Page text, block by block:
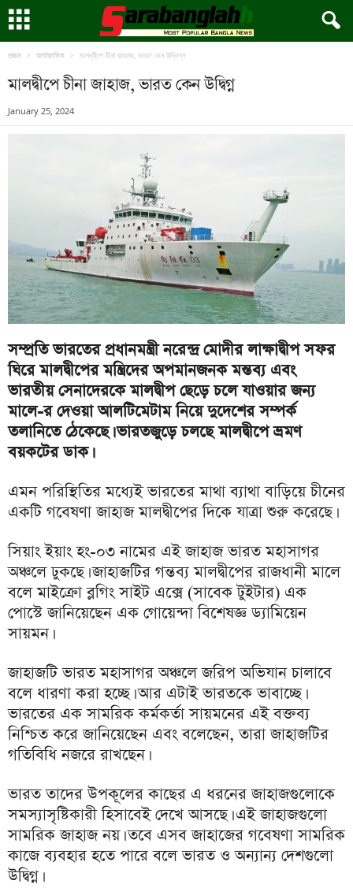
প্রচ্ছদ আর্ন্তজাতিক মালদ্বীপে চীনা জাহাজ, ভারত কেন উদ্বিগ্ন
মালদ্বীপে চীনা জাহাজ, ভারত কেন উদ্বিগ্ন
January 25, 2024
সম্প্রতি ভারতের প্রধানমন্ত্রী নরেন্দ্র মোদীর লাক্ষাদ্বীপ সফর
ঘিরে মালদ্বীপের মন্ত্রিদের অপমানজনক মন্তব্য এবং
ভারতীয় সেনাদেরকে মালদ্বীপ ছেড়ে চলে যাওয়ার জন্য
মালে-র দেওয়া আলটিমেটাম নিয়ে দুদেশের সম্পর্ক
তলানিতে ঠেকেছে। ভারতজুড়ে চলছে মালদ্বীপে ভ্রমণ
বয়কটের ডাক।
এমন পরিস্থিতির মধ্যেই ভারতের মাথা ব্যাথা বাড়িয়ে চীনের
একটি গবেষণা জাহাজ মালদ্বীপের দিকে যাত্রা শুরু করেছে।
সিয়াং ইয়াং হং-০৩ নামের এই জাহাজ ভারত মহাসাগর
অঞ্চলে ঢুকছে। জাহাজটির গন্তব্য মালদ্বীপের রাজধানী মালে
বলে মাইক্রো ব্লগিং সাইট এক্সে (সাবেক টুইটার) এক
পোস্টে জানিয়েছেন এক গোয়েন্দা বিশেষজ্ঞ ড্যামিয়েন
সায়মন।
জাহাজটি ভারত মহাসাগর অঞ্চলে জরিপ অভিযান চালাবে
বলে ধারণা করা হচ্ছে। আর এটাই ভারতকে ভাবাচ্ছে।
ভারতের এক সামরিক কর্মকর্তা সায়মনের এই বক্তব্য
নিশ্চিত করে জানিয়েছেন এবং বলেছেন, তারা জাহাজটির
গতিবিধি নজরে রাখছেন।
ভারত তাদের উপকূলের কাছের এ ধরনের জাহাজগুলোকে
সমস্যাসৃষ্টিকারী হিসাবেই দেখে আসছে। এই জাহাজগুলো
সামরিক জাহাজ নয়। তবে এসব জাহাজের গবেষণা সামরিক
কাজে ব্যবহার হতে পারে বলে ভারত ও অন্যান্য দেশগুলো
উদ্বিগ্ন।